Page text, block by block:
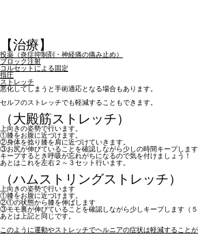
【治療】
投薬（炎症抑制剤・神経痛の痛み止め）
ブロック注射
コルセットによる固定
指圧
ストレッチ
悪化してしまうと手術適応となる場合もあります。
セルフのストレッチでも軽減することもできます。
（大殿筋ストレッチ）
上向きの姿勢で行います。
①膝をお腹に近づけます。
②身体を捻り膝を肩に近づけていきます。
③お尻が伸びていることを確認しながら少しの時間キープします
キープするとき呼吸が忘れがちになるので気を付けましょう！
あとはこれを左右２～３セット行います。
（ハムストリングストレッチ）
上向きの姿勢で行います
①膝をお腹に近づけます。
②①の状態から膝を伸ばします
③モモ裏が伸びていることを確認しながら少しキープします（５
あとは上記と同じです。
このように運動やストレッチでヘルニアの症状は軽減することが